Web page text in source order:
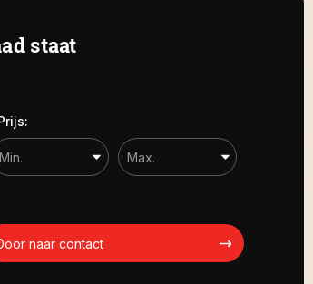
staat
naar contact